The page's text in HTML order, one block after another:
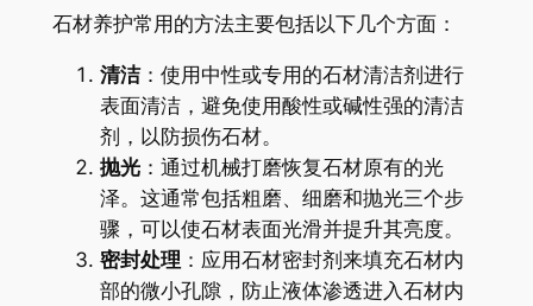
石材养护常用的方法主要包括以下几个方面：
清洁：使用中性或专用的石材清洁剂进行
表面清洁，避免使用酸性或碱性强的清洁
剂，以防损伤石材。
抛光：通过机械打磨恢复石材原有的光
泽。这通常包括粗磨、细磨和抛光三个步
骤，可以使石材表面光滑并提升其亮度。
密封处理 ：应用石材密封剂来填充石材内
部的微小孔隙，防止液体渗透进入石材内